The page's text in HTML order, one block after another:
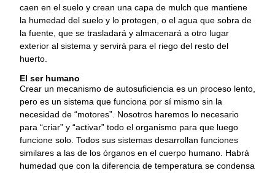
caen en el suelo y crean una capa de mulch que mantiene
la humedad del suelo y lo protegen, o el agua que sobra de
la fuente, que se trasladará y almacenará a otro lugar
exterior al sistema y servirá para el riego del resto del
huerto.
El ser humano
Crear un mecanismo de autosuficiencia es un proceso lento,
pero es un sistema que funciona por sí mismo sin la
necesidad de “motores”. Nosotros haremos lo necesario
para “criar” y “activar” todo el organismo para que luego
funcione solo. Todos sus sistemas desarrollan funciones
similares a las de los órganos en el cuerpo humano. Habrá
humedad que con la diferencia de temperatura se condensa